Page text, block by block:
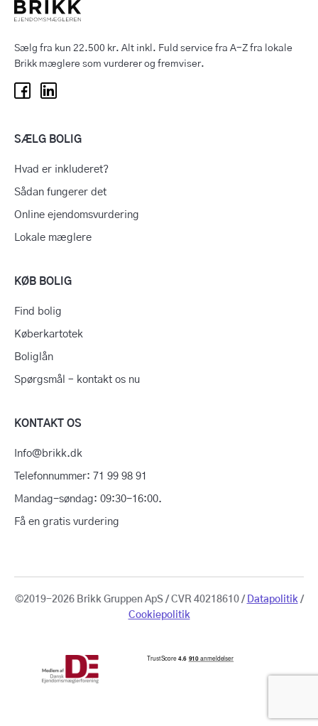
Sælg fra kun 22.500 kr. Alt inkl. Fuld service fra A-Z fra lokale
Brikk mæglere som vurderer og fremviser.
SÆLG BOLIG
Hvad er inkluderet?
Sådan fungerer det
Online ejendomsvurdering
Lokale mæglere
KØB BOLIG
Find bolig
Køberkartotek
Boliglån
Spørgsmål – kontakt os nu
KONTAKT OS
Info@brikk.dk
Telefonnummer: 71 99 98 91
Mandag-søndag: 09:30-16:00.
Få en gratis vurdering
©2019-2026 Brikk Gruppen ApS / CVR 40218610 / Datapolitik/
Cookiepolitik